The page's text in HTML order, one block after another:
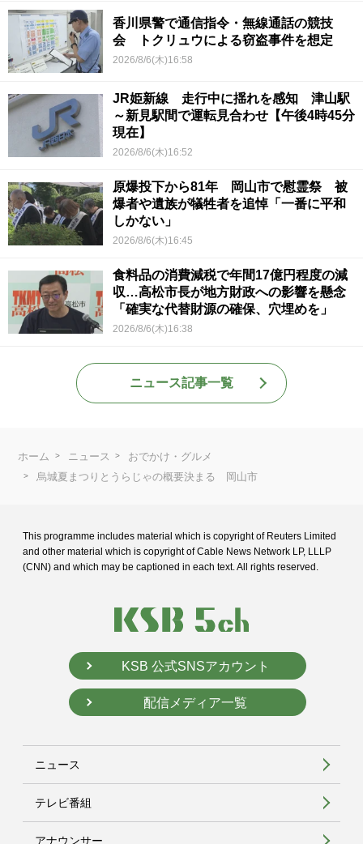
香川県警で通信指令・無線通話の競技
会 トクリュウによる窃盗事件を想定
2026/8/6(木)16:58
JR姫新線 走行中に揺れを感知 津山駅
～新見駅間で運転見合わせ【午後4時45分
現在】
2026/8/6(木)16:52
原爆投下から81年 岡山市で慰霊祭 被
爆者や遺族が犠牲者を追悼「一番に平和
しかない」
2026/8/6(木)16:45
食料品の消費減税で年間17億円程度の減
収…高松市長が地方財政への影響を懸念
「確実な代替財源の確保、穴埋めを」
2026/8/6(木)16:38
ニュース記事一覧
ホーム ニュース
おでかけ・グルメ
烏城夏まつりとうらじゃの概要決まる 岡山市
This programme includes material which is copyright of Reuters Limited
and other material which is copyright of Cable News Network LP, LLLP
(CNN) and which may be captioned in each text. All rights reserved.
KSB 公式SNSアカウント
配信メディア一覧
ニュース
テレビ番組
アナウンサー